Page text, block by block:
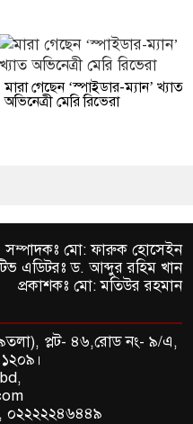
মারা গেছেন ‘স্পাইডার-ম্যান’ খ্যাত
অভিনেত্রী মেরি রিভেরা
সম্পাদকঃ মো: ফারুক হোসেইন
এডিটরঃ ড. আব্দুর রহিম খান
প্রকাশকঃ মো: মতিউর রহমান
প্লট- ৪৬,রোড নং- ৯/এ,
০২২২২২৪৬৪৪৯